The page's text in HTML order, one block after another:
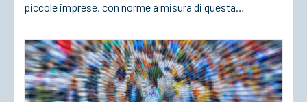
piccole imprese, con norme a misura di questa…